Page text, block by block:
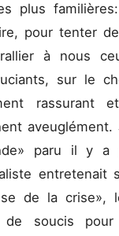
plus
pour tenter
à nous
sur le
rassurant
paru il y
entretenait
de la crise»,
de soucis pour